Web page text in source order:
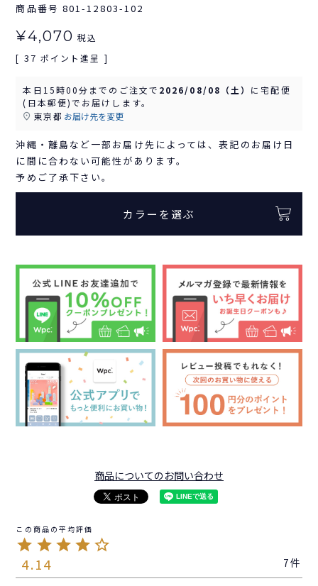
商品番号 801-12803-102
¥4,070 税込
[ 37 ポイント進呈 ]
本日 15時00分 までのご注文で 2026/08/08（土） に宅配便
(日本郵便)でお届けします。
東京都 お届け先を変更
沖縄・離島など一部お届け先によっては、表記のお届け日
に間に合わない可能性があります。
予めご了承下さい。
カラーを選ぶ
商品についてのお問い合わせ
4.14 7